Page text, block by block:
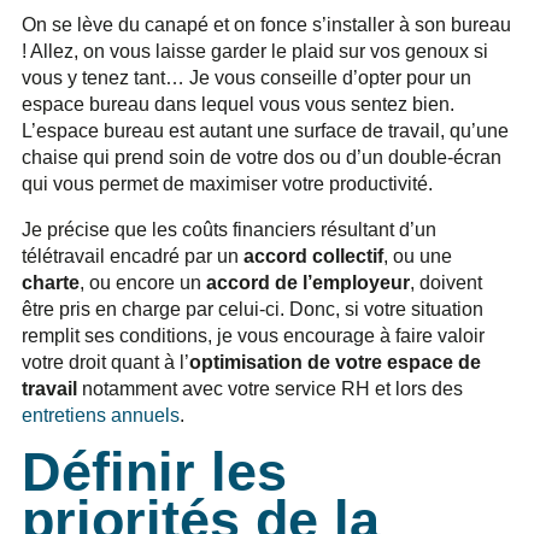
On se lève du canapé et on fonce s’installer à son bureau
! Allez, on vous laisse garder le plaid sur vos genoux si
vous y tenez tant… Je vous conseille d’opter pour un
espace bureau dans lequel vous vous sentez bien.
L’espace bureau est autant une surface de travail, qu’une
chaise qui prend soin de votre dos ou d’un double-écran
qui vous permet de maximiser votre productivité.
Je précise que les coûts financiers résultant d’un
télétravail encadré par un accord collectif, ou une
charte, ou encore un accord de l’employeur, doivent
être pris en charge par celui-ci. Donc, si votre situation
remplit ses conditions, je vous encourage à faire valoir
votre droit quant à l’optimisation de votre espace de
travail notamment avec votre service RH et lors des
entretiens annuels.
Définir les
priorités de la